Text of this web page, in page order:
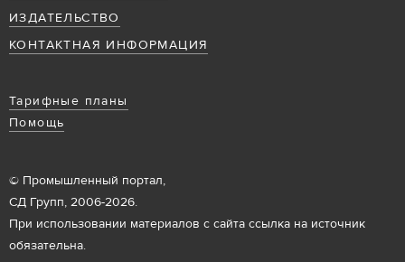
ИЗДАТЕЛЬСТВО
КОНТАКТНАЯ ИНФОРМАЦИЯ
Тарифные планы
Помощь
© Промышленный портал,
СД Групп, 2006-2026.
При использовании материалов с сайта ссылка на источник
обязательна.